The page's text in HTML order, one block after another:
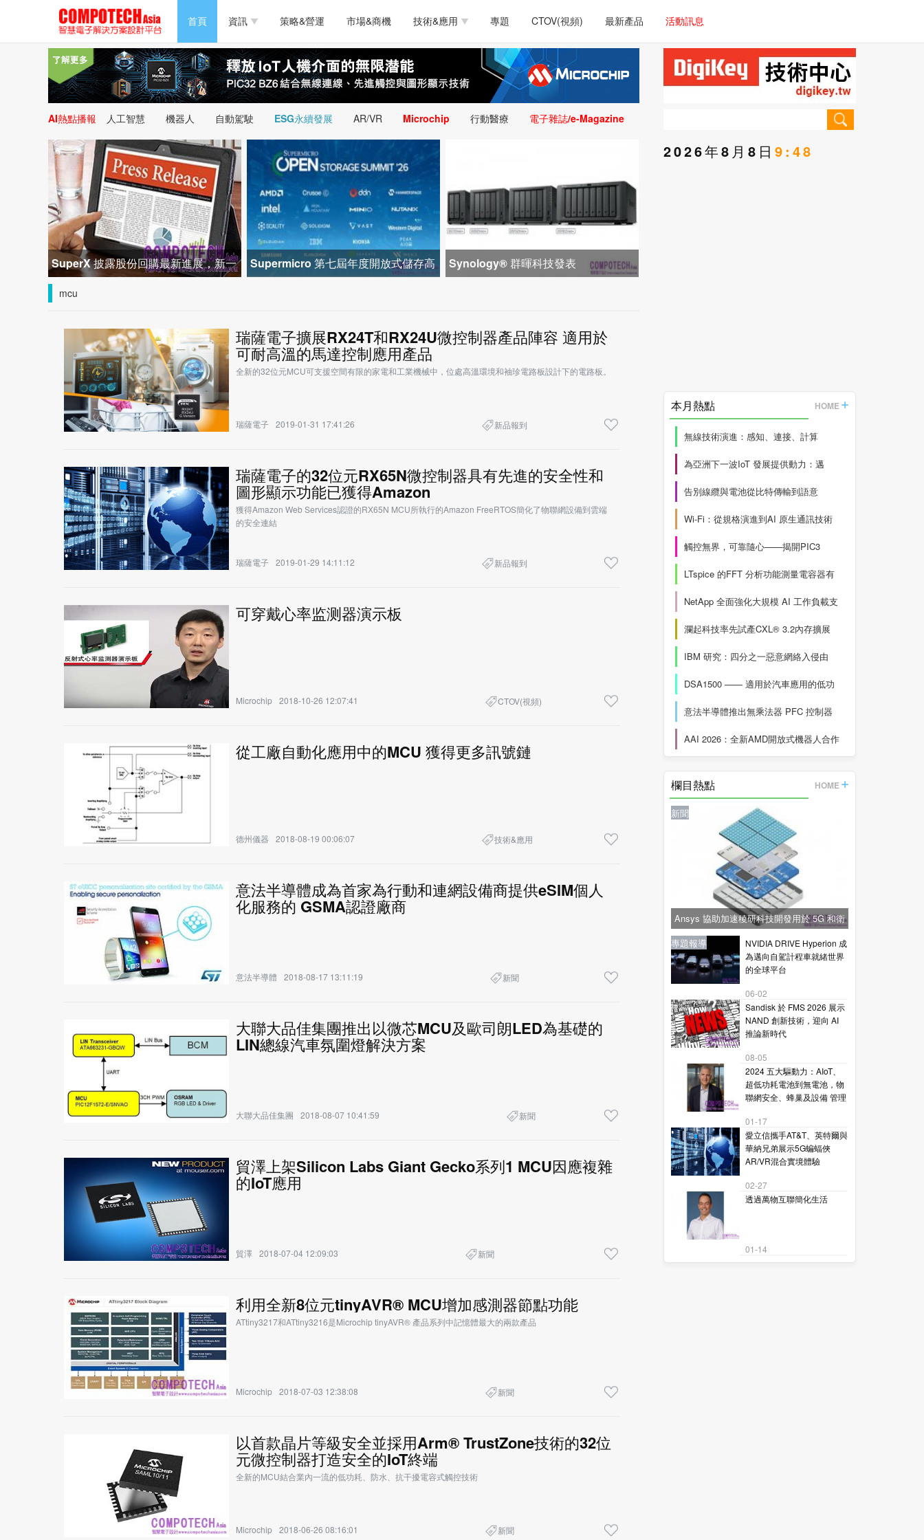
首頁 資訊
半導體/零組件 測試量測
PC/周邊 軟體/工具 醫療電子
新能源 人工智慧 安防監控
策略&營運 市場&商機 技術&應用
電源技術
醫療電子 通訊&網路
類比技術 LED/照明技術 微處理器/微控制器
嵌入技術
智慧型視覺影像/監
控技術
專題 CTOV(視頻) 最新產品 活動訊息
半導體/零組件 測試量測 通訊/網路
PC/周邊 軟體/工具 醫療電子
新能源 人工智慧 安防監控
智慧設計 汽車電子/車載系統
醫療電子 通訊&網路 介面技術
類比技術 LED/照明技術 微處理器/微控制器
嵌入技術 感測技術 量測儀器
智慧型視覺影像/監
AI熱點播報 人工智慧 機器人 自動駕駛 ESG永續發展 AR/VR Microchip 行動醫療 電子雜誌/e-Magazine
SuperX 披露股份回購最新進展，新一
輪迴購落地堅定長期價值成長
Supermicro 第七屆年度開放式儲存高
Synology® 群暉科技發表
mcu
瑞薩電子擴展RX24T和RX24U微控制器產品陣容 適用於
可耐高溫的馬達控制應用產品
全新的32位元MCU可支援空間有限的家電和工業機械中，位處高溫環境和袖珍電路板設計下的電路板。
瑞薩電子 2019-01-31 17:41:26 新品報到
瑞薩電子的32位元RX65N微控制器具有先進的安全性和
圖形顯示功能已獲得Amazon
獲得Amazon Web Services認證的RX65N MCU所執行的Amazon FreeRTOS簡化了物聯網設備到雲端
的安全連結
瑞薩電子 2019-01-29 14:11:12 新品報到
可穿戴心率监测器演示板
Microchip 2018-10-26 12:07:41 CTOV(視頻)
從工廠自動化應用中的MCU 獲得更多訊號鏈
德州儀器 2018-08-19 00:06:07 技術&應用
意法半導體成為首家為行動和連網設備商提供eSIM個人
化服務的 GSMA認證廠商
意法半導體 2018-08-17 13:11:19 新聞
大聯大品佳集團推出以微芯MCU及歐司朗LED為基礎的
LIN總線汽車氛圍燈解決方案
大聯大品佳集團 2018-08-07 10:41:59 新聞
貿澤上架Silicon Labs Giant Gecko系列1 MCU因應複雜
的IoT應用
貿澤 2018-07-04 12:09:03 新聞
利用全新8位元tinyAVR® MCU增加感測器節點功能
ATtiny3217和ATtiny3216是Microchip tinyAVR® 產品系列中記憶體最大的兩款產品
Microchip 2018-07-03 12:38:08 新聞
以首款晶片等級安全並採用Arm® TrustZone技術的32位
元微控制器打造安全的IoT終端
全新的MCU結合業內一流的低功耗、防水、抗干擾電容式觸控技術
Microchip 2018-06-26 08:16:01 新聞
2026年8月8日 9:48
本月熱點 HOME
無線技術演進：感知、連接、計算
為亞洲下一波IoT 發展提供動力：邁
告別線纜與電池從比特傳輸到語意
Wi-Fi：從規格演進到AI 原生通訊技術
觸控無界，可靠隨心——揭開PIC3
LTspice 的FFT 分析功能測量電容器有
NetApp 全面強化大規模 AI 工作負載支
瀾起科技率先試產CXL® 3.2內存擴展
IBM 研究：四分之一惡意網絡入侵由
DSA1500 —— 適用於汽車應用的低功
意法半導體推出無乘法器 PFC 控制器
AAI 2026：全新AMD開放式機器人合作
欄目熱點 HOME
新聞
Ansys 協助加速稜研科技開發用於 5G 和衛
星通訊的下一代毫米波技術
新聞
NVIDIA DRIVE Hyperion 成
為邁向自駕計程車就緒世界
的全球平台
06-02
新聞
Sandisk 於 FMS 2026 展示
NAND 創新技術，迎向 AI
推論新時代
08-05
專題報導
2024 五大驅動力：AIoT、
超低功耗電池到無電池，物
聯網安全、蜂巢及設備 管理
01-17
新聞
愛立信攜手AT&T、英特爾與
華納兄弟展示5G蝙蝠俠
AR/VR混合實境體驗
02-27
專題報導
透過萬物互聯簡化生活
01-14